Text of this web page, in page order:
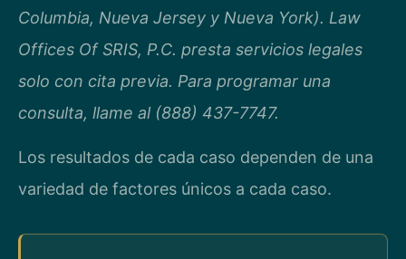
Columbia, Nueva Jersey y Nueva York). Law
Offices Of SRIS, P.C. presta servicios legales
solo con cita previa. Para programar una
consulta, llame al (888) 437-7747.
Los resultados de cada caso dependen de una
variedad de factores únicos a cada caso.